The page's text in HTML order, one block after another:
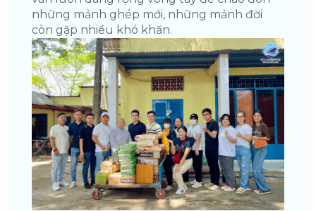
những mảnh ghép mới, những mảnh đời
còn gặp nhiều khó khăn.